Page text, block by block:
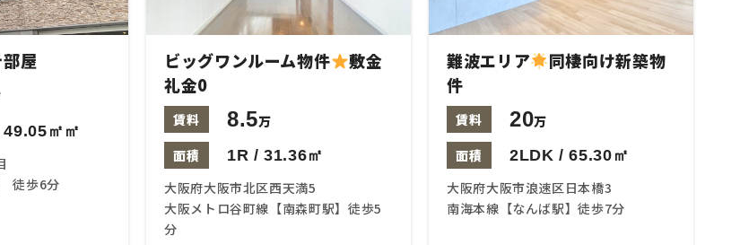
屋
㎡㎡
徒歩6分
ビッグワンルーム物件
敷金
礼金0
賃料 8.5万
面積
1R / 31.36㎡
大阪府大阪市北区西天満5
大阪メトロ谷町線【南森町駅】徒歩5
分
難波エリア
同棲向け新築物
件
賃料 20万
面積
2LDK / 65.30㎡
大阪府大阪市浪速区日本橋3
南海本線【なんば駅】徒歩7分